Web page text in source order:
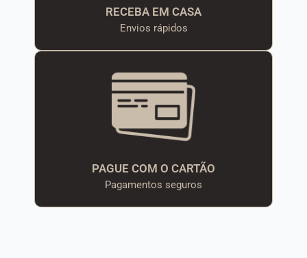
RECEBA EM CASA
Envios rápidos
PAGUE COM O CARTÃO
Pagamentos seguros